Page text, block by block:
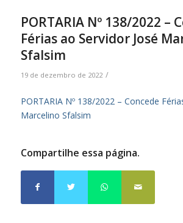
PORTARIA Nº 138/2022 –
Férias ao Servidor José
Sfalsim
19 de dezembro de 2022 /
PORTARIA Nº 138/2022 – Concede
Marcelino Sfalsim
Compartilhe essa página.